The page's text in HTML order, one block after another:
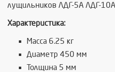
лущильников ЛДГ-5А ЛДГ-
Характеристика:
Масса 6.25 кг
Диаметр 450 мм
Толщина 5 мм